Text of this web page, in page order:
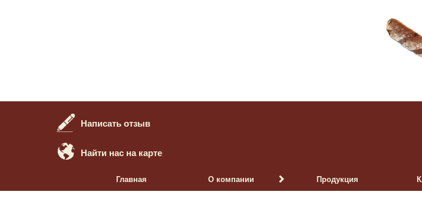
Написать отзыв
Найти нас на карте
Главная О компании Продукция